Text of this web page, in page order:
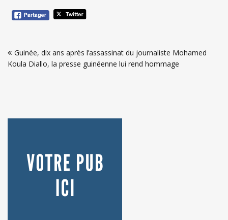
deGuinée, dix ans après l’assassinat du journaliste Mohamed
Koula Diallo, la presse guinéenne lui rend hommage